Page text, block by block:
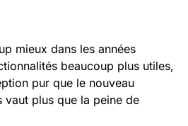
mieux dans les années
beaucoup plus utiles,
pur que le nouveau
vaut plus que la peine de